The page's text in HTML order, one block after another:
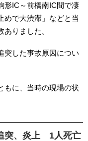
形IC～前橋南IC間で凄
めで大渋滞」などと当
りました。
突した事故原因につい
もに、当時の現場の状
突、炎上 1人死亡